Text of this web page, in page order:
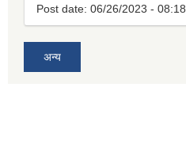
Post date: 06/26/2023 - 08:18
अन्य